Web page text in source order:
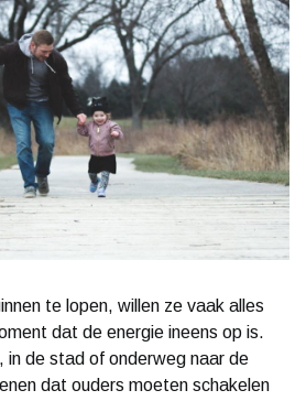
te lopen, willen ze vaak alles
dat de energie ineens op is.
in de stad of onderweg naar de
dat ouders moeten schakelen